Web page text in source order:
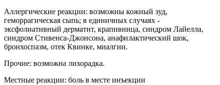
Аллергические реакции: возможны кожный зуд,
геморрагическая сыпь; в единичных случаях -
эксфолиативный дерматит, крапивница, синдром Лайелла,
синдром Стивенса-Джонсона, анафилактический шок,
бронхоспазм, отек Квинке, миалгии.
Прочие: возможна лихорадка.
Местные реакции: боль в месте инъекции